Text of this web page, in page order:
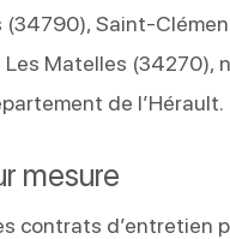
Matelles (34270),
de l’Hérault.
mesure
contrats d’entretien